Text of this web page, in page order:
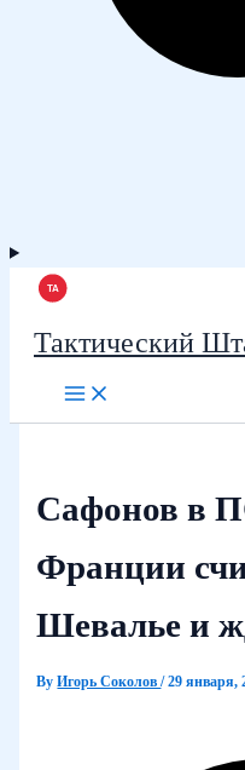
Тактический
Сафонов в
Франции
Шевалье и
ByИгорь Соколов/29 января,